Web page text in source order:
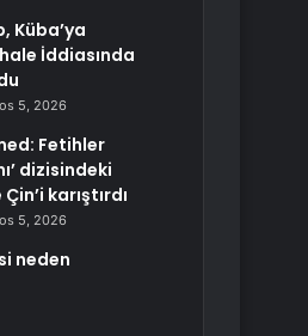
Küba’ya
İddiasında
5, 2026
Fetihler
dizisindeki
karıştırdı
5, 2026
neden